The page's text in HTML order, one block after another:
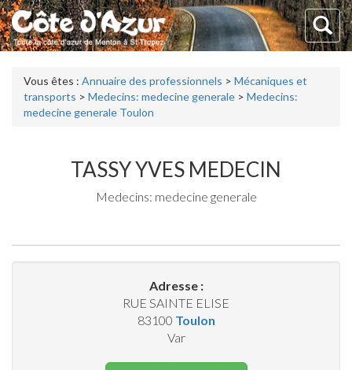
Vous êtes : Annuaire des professionnels > Mécaniques et
transports > Medecins: medecine generale > Medecins:
medecine generale Toulon
TASSY YVES MEDECIN
Medecins: medecine generale
Adresse :
RUE SAINTE ELISE
83100 Toulon
Var